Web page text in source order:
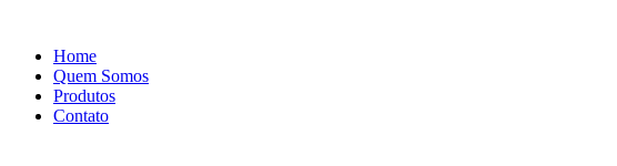
conteúdo
Home
Quem Somos
Produtos
Contato